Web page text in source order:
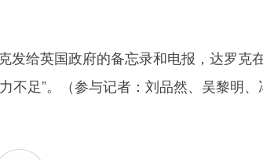
给英国政府的备忘录和电报，达罗克
不足”。（参与记者：刘品然、吴黎明